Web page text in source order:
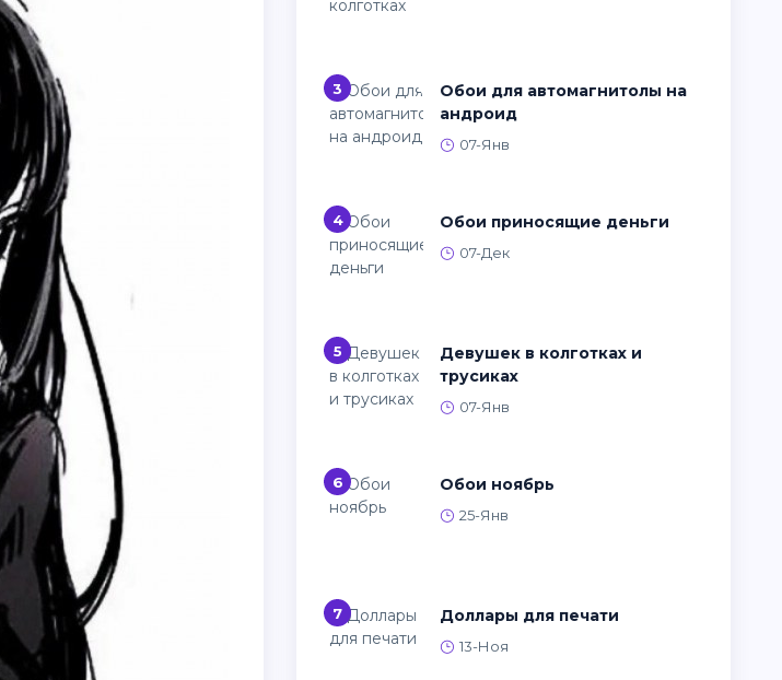
3
Обои для автомагнитолы на
андроид
07-Янв
4 Обои приносящие деньги
07-Дек
5
Девушек в колготках и
трусиках
07-Янв
6 Обои ноябрь
25-Янв
7 Доллары для печати
13-Ноя